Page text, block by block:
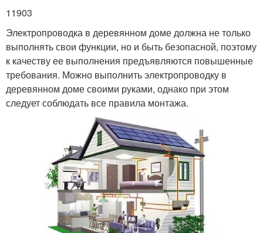
11903
Электропроводка в деревянном доме должна не только
выполнять свои функции, но и быть безопасной, поэтому
к качеству ее выполнения предъявляются повышенные
требования. Можно выполнить электропроводку в
деревянном доме своими руками, однако при этом
следует соблюдать все правила монтажа.